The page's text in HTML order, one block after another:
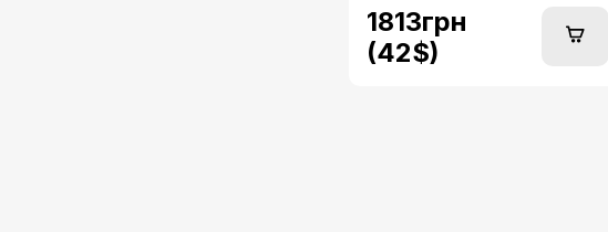
1813грн
(42$)